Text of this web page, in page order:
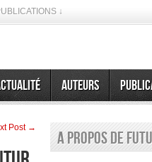
↓
Auteurs
Post →
A propos de